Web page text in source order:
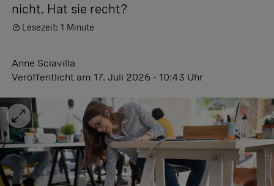
nicht. Hat sie recht?
Lesezeit: 1 Minute
Anne Sciavilla
Veröffentlicht am 17. Juli 2026 - 10:43 Uhr